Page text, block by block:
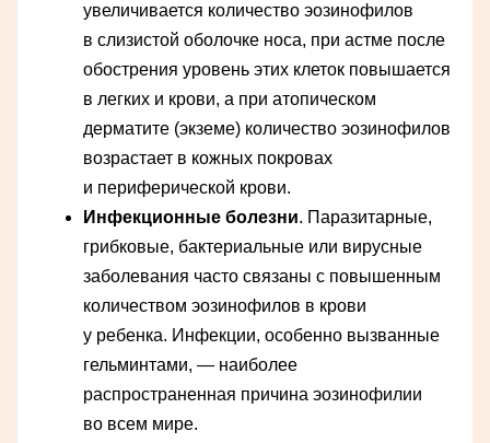
увеличивается количество эозинофилов
в слизистой оболочке носа, при астме после
обострения уровень этих клеток повышается
в легких и крови, а при атопическом
дерматите (экземе) количество эозинофилов
возрастает в кожных покровах
и периферической крови.
Инфекционные болезни. Паразитарные,
грибковые, бактериальные или вирусные
заболевания часто связаны с повышенным
количеством эозинофилов в крови
у ребенка. Инфекции, особенно вызванные
гельминтами, — наиболее
распространенная причина эозинофилии
во всем мире.